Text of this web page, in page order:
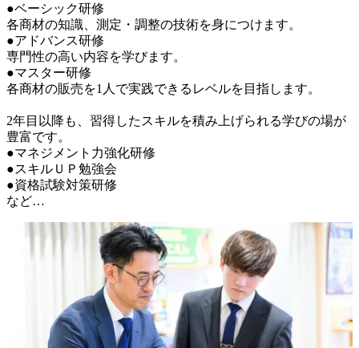
●ベーシック研修
各商材の知識、測定・調整の技術を身につけます。
●アドバンス研修
専門性の高い内容を学びます。
●マスター研修
各商材の販売を1人で実践できるレベルを目指します。
2年目以降も、習得したスキルを積み上げられる学びの場が
豊富です。
●マネジメント力強化研修
●スキルＵＰ勉強会
●資格試験対策研修
など…